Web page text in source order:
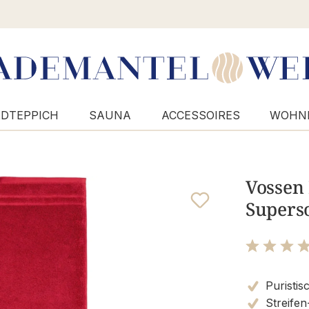
SAUNA ACCESSOIRES